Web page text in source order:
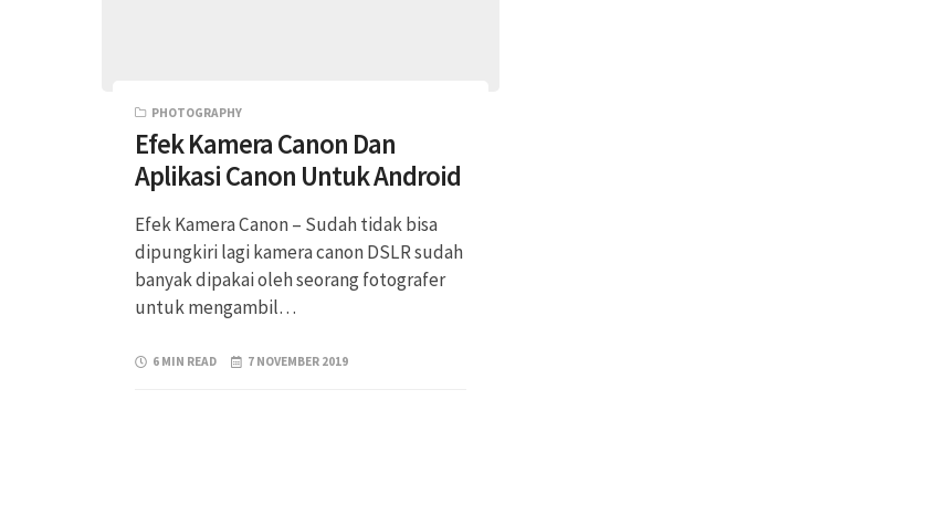
PHOTOGRAPHY
Efek Kamera Canon Dan
Aplikasi Canon Untuk Android
Efek Kamera Canon – Sudah tidak bisa
dipungkiri lagi kamera canon DSLR sudah
banyak dipakai oleh seorang fotografer
untuk mengambil…
6 MIN READ 7 NOVEMBER 2019